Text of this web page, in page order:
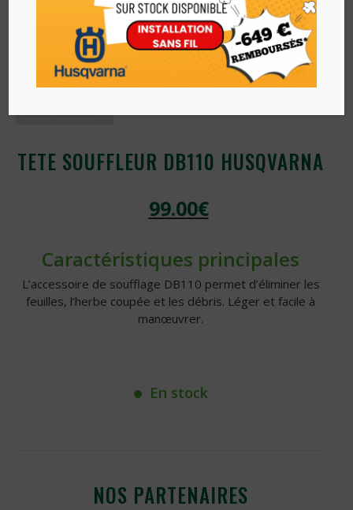
TETE SOUFFLEUR DB110 HUSQVARNA
99.00€
Caractéristiques principales
L’accessoire de soufflage DB110 permet d’éliminer les
feuilles, l’herbe coupée et les débris. Léger et facile à
manœuvrer.
En stock
NOS PARTENAIRES